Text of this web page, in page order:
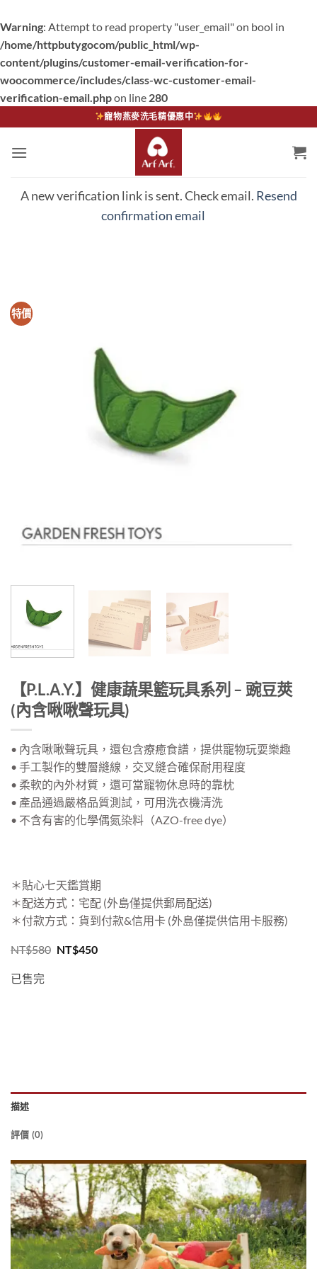
Warning: Attempt to read property "user_email" on bool in
/home/httpbutygocom/public_html/wp-
content/plugins/customer-email-verification-for-
woocommerce/includes/class-wc-customer-email-
verification-email.phpon line 280
to
content
寵物燕麥洗毛精優惠中
A new verification link is sent. Check email. Resend
confirmation email
特價
【P.L.A.Y.】健康蔬果籃玩具系列 – 豌豆莢
(內含啾啾聲玩具)
• 內含啾啾聲玩具，還包含療癒食譜，提供寵物玩耍樂趣
• 手工製作的雙層縫線，交叉縫合確保耐用程度
• 柔軟的內外材質，還可當寵物休息時的靠枕
• 產品通過嚴格品質測試，可用洗衣機清洗
• 不含有害的化學偶氮染料（AZO-free dye）
＊貼心七天鑑賞期
＊配送方式：宅配 (外島僅提供郵局配送)
＊付款方式：貨到付款&信用卡 (外島僅提供信用卡服務)
NT$580 原
NT$450目
已售完
描述
評價 (0)